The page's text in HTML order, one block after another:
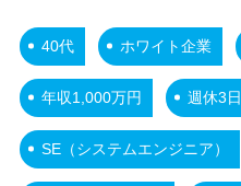
40代 ホワイト企業
年収1,000万円 週休3日
SE（システムエンジニア）